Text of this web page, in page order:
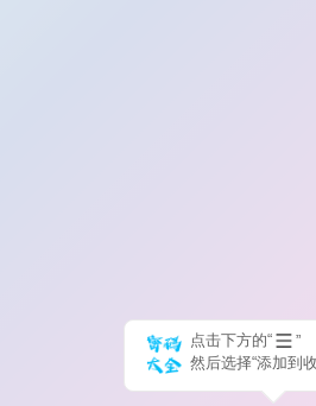
点击下方的“
”
然后选择“添加到